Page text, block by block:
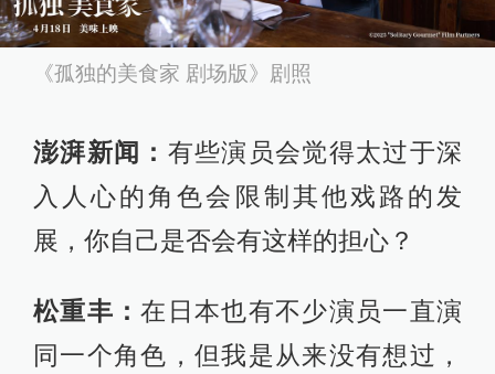
《孤独的美食家 剧场版》剧照
澎湃新闻： 有些演员会觉得太过于深
入人心的角色会限制其他戏路的发
展，你自己是否会有这样的担心？
松重丰：在日本也有不少演员一直演
同一个角色，但我是从来没有想过，